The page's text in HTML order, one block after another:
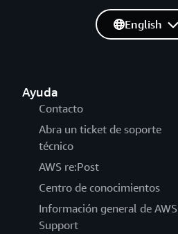
Ayuda
Contacto
Abra un ticket de soporte
técnico
AWS re:Post
Centro de conocimientos
Información general de AWS
Support
English